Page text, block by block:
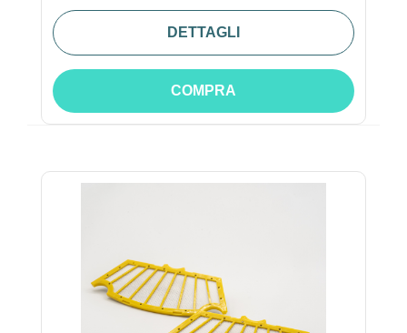
DETTAGLI
COMPRA